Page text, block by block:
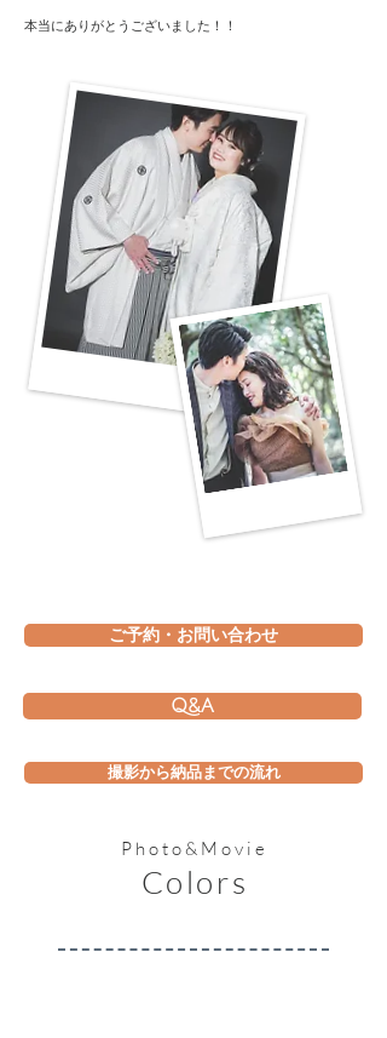
​本当にありがとうございました！！
ご予約・お問い合わせ
Q&A
撮影から納品までの流れ
Photo&Movie
Colors